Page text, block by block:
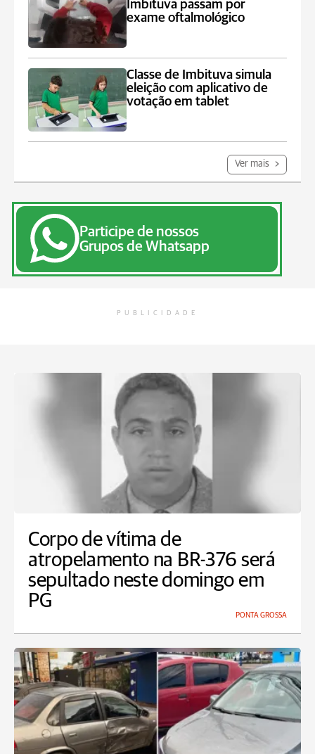
Imbituva passam por
exame oftalmológico
Classe de Imbituva simula
eleição com aplicativo de
votação em tablet
Ver mais
Participe de nossos
Grupos de Whatsapp
PUBLICIDADE
Corpo de vítima de
atropelamento na BR-376 será
sepultado neste domingo em
PG
PONTA GROSSA